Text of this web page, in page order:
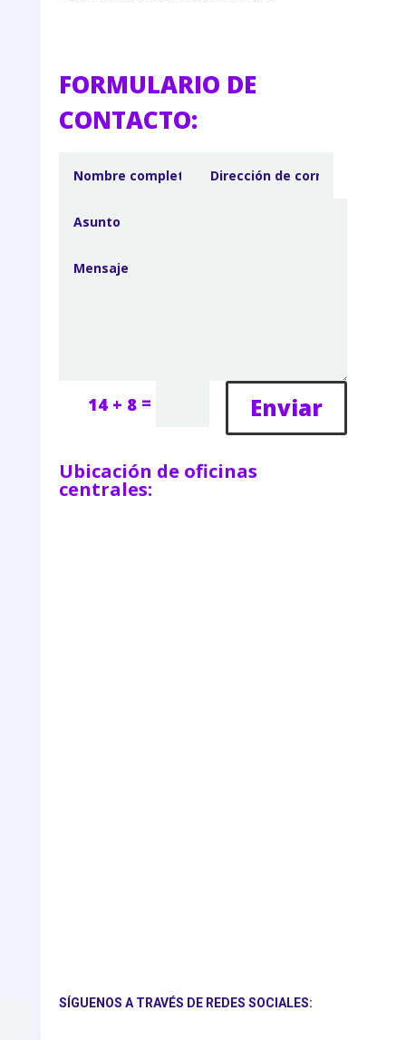
FORMULARIO DE
CONTACTO:
14 + 8 = Enviar
Ubicación de oficinas
centrales:
SÍGUENOS A TRAVÉS DE REDES SOCIALES: